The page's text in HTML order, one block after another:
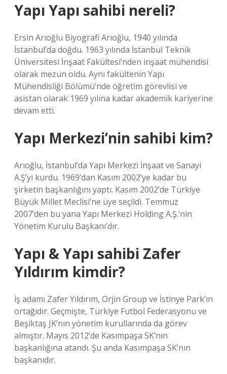
Yapı Yapı sahibi nereli?
Ersin Arıoğlu Biyografi Arıoğlu, 1940 yılında
İstanbul’da doğdu. 1963 yılında İstanbul Teknik
Üniversitesi İnşaat Fakültesi’nden inşaat mühendisi
olarak mezun oldu. Aynı fakültenin Yapı
Mühendisliği Bölümü’nde öğretim görevlisi ve
asistan olarak 1969 yılına kadar akademik kariyerine
devam etti.
Yapı Merkezi’nin sahibi kim?
Arıoğlu, İstanbul’da Yapı Merkezi İnşaat ve Sanayi
A.Ş’yi kurdu. 1969’dan Kasım 2002’ye kadar bu
şirketin başkanlığını yaptı. Kasım 2002’de Türkiye
Büyük Millet Meclisi’ne üye seçildi. Temmuz
2007’den bu yana Yapı Merkezi Holding A.Ş.’nin
Yönetim Kurulu Başkanı’dır.
Yapı & Yapı sahibi Zafer
Yıldırım kimdir?
İş adamı Zafer Yıldırım, Orjin Group ve İstinye Park’ın
ortağıdır. Geçmişte, Türkiye Futbol Federasyonu ve
Beşiktaş JK’nın yönetim kurullarında da görev
almıştır. Mayıs 2012’de Kasımpaşa SK’nın
başkanlığına atandı. Şu anda Kasımpaşa SK’nın
başkanıdır.